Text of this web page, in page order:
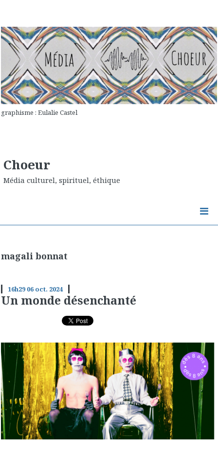
graphisme : Eulalie Castel
Choeur
Média culturel, spirituel, éthique
magali bonnat
16h29 06 oct. 2024
Un monde désenchanté